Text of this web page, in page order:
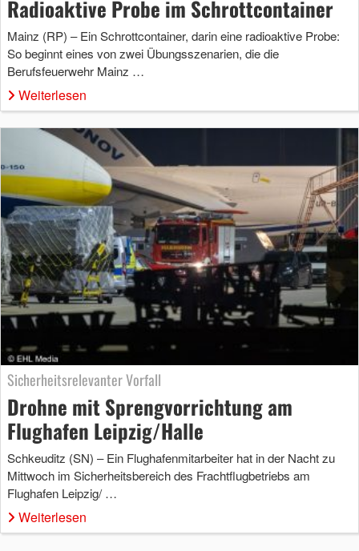
Radioaktive Probe im Schrottcontainer
Mainz (RP) – Ein Schrottcontainer, darin eine radioaktive Probe:
So beginnt eines von zwei Übungsszenarien, die die
Berufsfeuerwehr Mainz …
Weiterlesen
Sicherheitsrelevanter Vorfall
Drohne mit Sprengvorrichtung am
Flughafen Leipzig/Halle
Schkeuditz (SN) – Ein Flughafenmitarbeiter hat in der Nacht zu
Mittwoch im Sicherheitsbereich des Frachtflugbetriebs am
Flughafen Leipzig/ …
Weiterlesen